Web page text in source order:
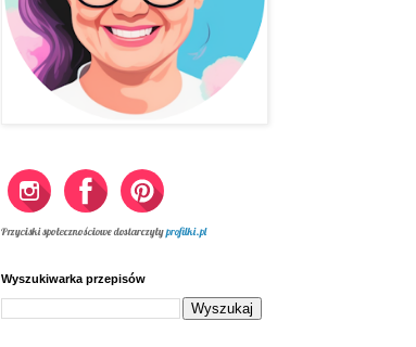
Przyciski społecznościowe dostarczyłyprofilki.pl
Wyszukiwarka przepisów